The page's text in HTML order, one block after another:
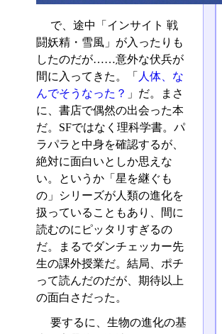
で、途中「インサイト 戦
闘妖精・雪風」が入ったりも
したのだが……意外な伏兵が
間に入ってきた。「 人体、な
んでそうなった？ 」だ。まさ
に、書店で偶然の出会った本
だ。SFではなく理科学書。パ
ラパラと中身を確認するが、
絶対に面白いとしか思えな
い。というか「星を継ぐも
の」シリーズが人類の進化を
扱っていることもあり、間に
読むのにピッタリすぎるの
だ。まるでダンチェッカー先
生の課外授業だ。結局、ポチ
って読んだのだが、期待以上
の面白さだった。
要するに、生物の進化の基